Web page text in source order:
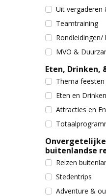
Uit vergaderen
Teamtraining
MVO &
Eten, Drinken,
Thema feesten
Eten en Drinken
Attracties en
buitenlandse
Reizen
Stedentrips
Adventure &